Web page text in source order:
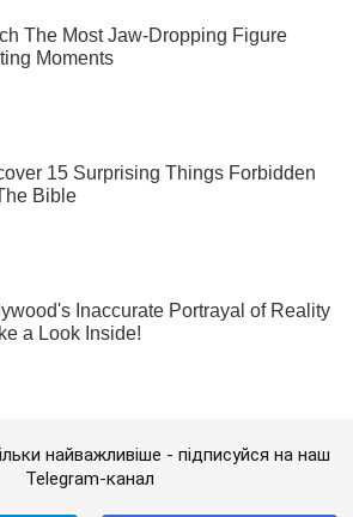
найважливіше - підписуйся на наш
Telegram-канал